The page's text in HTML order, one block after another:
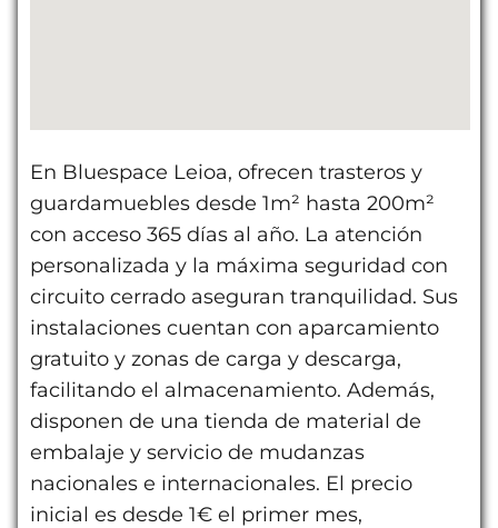
En Bluespace Leioa, ofrecen trasteros y
guardamuebles desde 1m² hasta 200m²
con acceso 365 días al año. La atención
personalizada y la máxima seguridad con
circuito cerrado aseguran tranquilidad. Sus
instalaciones cuentan con aparcamiento
gratuito y zonas de carga y descarga,
facilitando el almacenamiento. Además,
disponen de una tienda de material de
embalaje y servicio de mudanzas
nacionales e internacionales. El precio
inicial es desde 1€ el primer mes,